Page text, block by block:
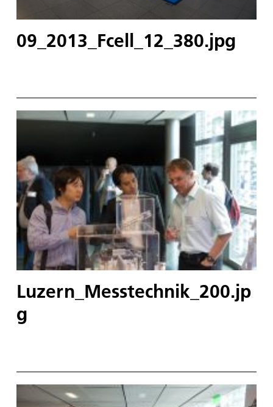
09_2013_Fcell_12_380.jpg
Luzern_Messtechnik_200.jp
g